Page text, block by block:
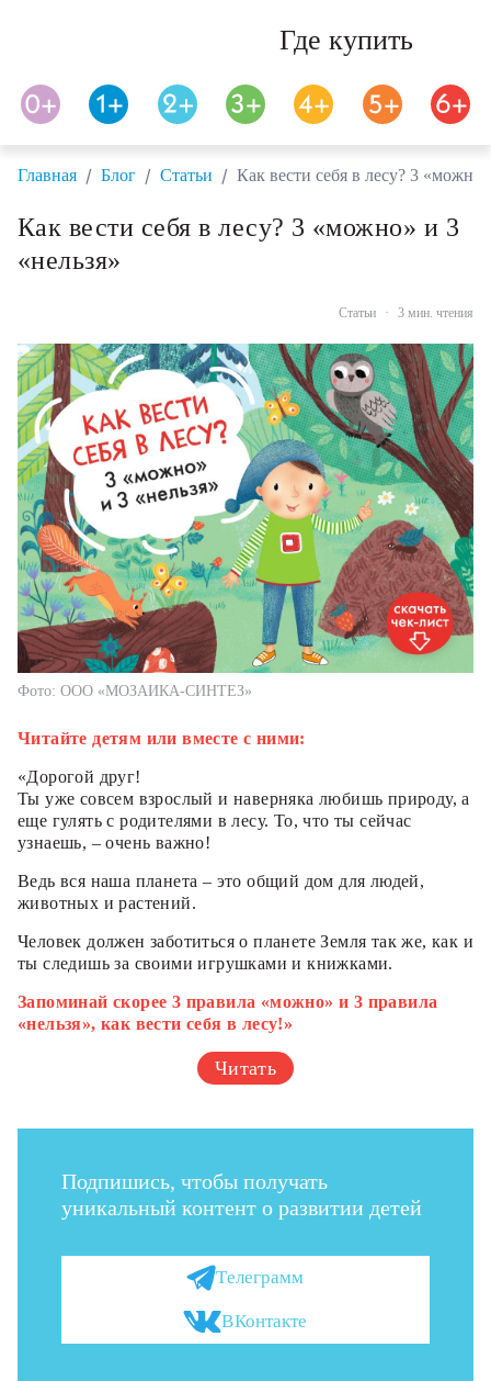
Где купить
Главная / Блог / Статьи / Как вести себя в лесу? 3
Как вести себя в лесу? 3 «можно» и 3
«нельзя»
Статьи · 3 мин. чтения
Фото: ООО «МОЗАИКА-СИНТЕЗ»
Читайте детям или вместе с ними:
«Дорогой друг!
Ты уже совсем взрослый и наверняка любишь природу, а
еще гулять с родителями в лесу. То, что ты сейчас
узнаешь, – очень важно!
Ведь вся наша планета – это общий дом для людей,
животных и растений.
Человек должен заботиться о планете Земля так же, как и
ты следишь за своими игрушками и книжками.
Запоминай скорее 3 правила «можно» и 3 правила
«нельзя», как вести себя в лесу!»
Читать
Подпишись, чтобы получать
уникальный контент о развитии детей
Телеграмм
ВКонтакте